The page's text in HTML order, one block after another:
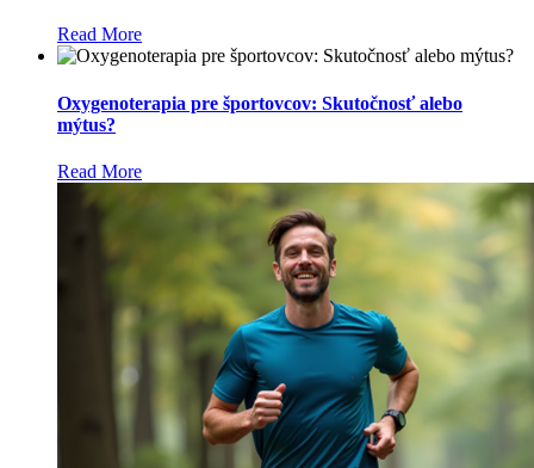
Read More
Oxygenoterapia pre športovcov: Skutočnosť alebo
mýtus?
Read More